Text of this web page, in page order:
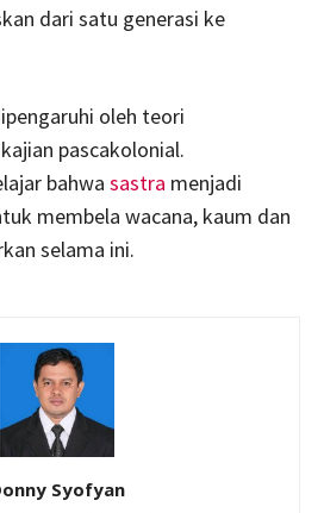
dari satu generasi ke
oleh teori
pascakolonial.
bahwa sastra menjadi
membela wacana, kaum dan
selama ini.
Syofyan